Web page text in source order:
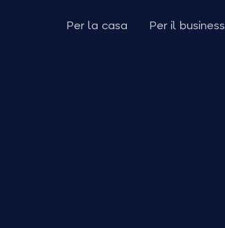
Per la casa Per il business